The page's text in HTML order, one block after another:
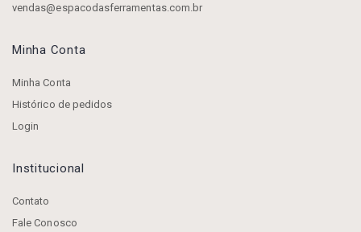
vendas@espacodasferramentas.com.br
Minha Conta
Minha Conta
Histórico de pedidos
Login
Institucional
Contato
Fale Conosco